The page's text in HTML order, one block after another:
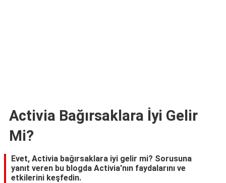
Activia Bağırsaklara İyi Gelir
Mi?
Evet, Activia bağırsaklara iyi gelir mi? Sorusuna
yanıt veren bu blogda Activia'nın faydalarını ve
etkilerini keşfedin.